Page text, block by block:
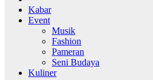
Kabar
Event
Musik
Fashion
Pameran
Seni Budaya
Kuliner